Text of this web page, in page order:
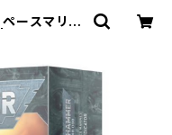
ースマリー
ショップ